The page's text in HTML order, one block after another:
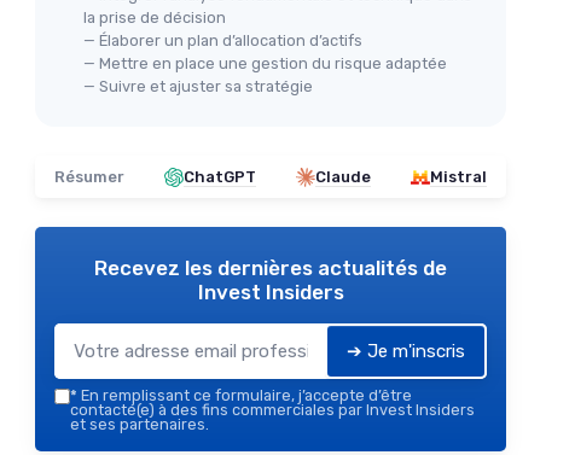
la prise de décision
— Élaborer un plan d’allocation d’actifs
— Mettre en place une gestion du risque adaptée
— Suivre et ajuster sa stratégie
Résumer ChatGPT Claude Mistral
Recevez les dernières actualités de
Invest Insiders
➔ Je m'inscris
* En remplissant ce formulaire, j’accepte d’être
contacté(e) à des fins commerciales par Invest Insiders
et ses partenaires.